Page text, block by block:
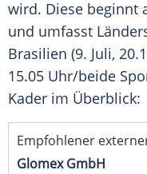
wird. Diese beginnt
und umfasst
Brasilien (9. Juli,
15.05 Uhr/beide
Kader im Überblick:
Empfohlener
Glomex GmbH